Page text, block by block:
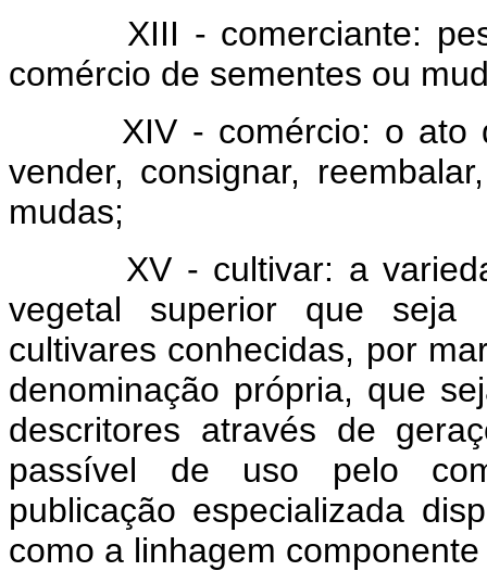
XIII - comerciante:
comércio de sementes ou
XIV - comércio: o ato de
vender, consignar,
mudas;
XV - cultivar: a
vegetal superior que seja
cultivares conhecidas, por
denominação própria, que
descritores através de
passível de uso pelo
publicação especializada
como a linhagem